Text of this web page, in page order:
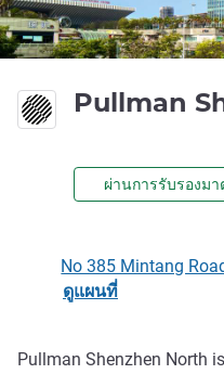
Pullman
ผ่านการรับรองม
No 385 Mintang
ดูแผนที่
Pullman Shenzhen North